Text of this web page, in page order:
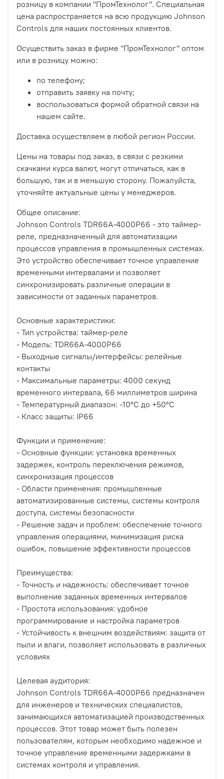
розницу в компании "ПромТехнолог". Специальная
цена распространяется на всю продукцию Johnson
Controls для наших постоянных клиентов.
Осуществить заказ в фирме "ПромТехнолог" оптом
или в розницу можно:
по телефону;
отправить заявку на почту;
воспользоваться формой обратной связи на
нашем сайте.
Доставка осуществляем в любой регион России.
Цены на товары под заказ, в связи с резкими
скачками курса валют, могут отличаться, как в
большую, так и в меньшую сторону. Пожалуйста,
уточняйте актуальные цены у менеджеров.
Общее описание:
Johnson Controls TDR66A-4000P66 - это таймер-
реле, предназначенный для автоматизации
процессов управления в промышленных системах.
Это устройство обеспечивает точное управление
временными интервалами и позволяет
синхронизировать различные операции в
зависимости от заданных параметров.
Основные характеристики:
- Тип устройства: таймер-реле
- Модель: TDR66A-4000P66
- Выходные сигналы/интерфейсы: релейные
контакты
- Максимальные параметры: 4000 секунд
временного интервала, 66 миллиметров ширина
- Температурный диапазон: -10°C до +50°C
- Класс защиты: IP66
Функции и применение:
- Основные функции: установка временных
задержек, контроль переключения режимов,
синхронизация процессов
- Области применения: промышленные
автоматизированные системы, системы контроля
доступа, системы безопасности
- Решение задач и проблем: обеспечение точного
управления операциями, минимизация риска
ошибок, повышение эффективности процессов
Преимущества:
- Точность и надежность: обеспечивает точное
выполнение заданных временных интервалов
- Простота использования: удобное
программирование и настройка параметров
- Устойчивость к внешним воздействиям: защита от
пыли и влаги, позволяет использовать в различных
условиях
Целевая аудитория:
Johnson Controls TDR66A-4000P66 предназначен
для инженеров и технических специалистов,
занимающихся автоматизацией производственных
процессов. Этот товар может быть полезен
пользователям, которым необходимо надежное и
точное управление временными задержками в
системах контроля и управления.